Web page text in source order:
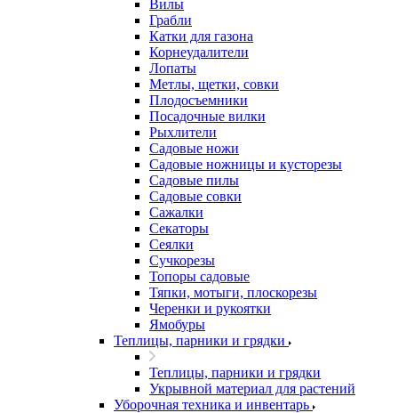
Вилы
Грабли
Катки для газона
Корнеудалители
Лопаты
Метлы, щетки, совки
Плодосъемники
Посадочные вилки
Рыхлители
Садовые ножи
Садовые ножницы и кусторезы
Садовые пилы
Садовые совки
Сажалки
Секаторы
Сеялки
Сучкорезы
Топоры садовые
Тяпки, мотыги, плоскорезы
Черенки и рукоятки
Ямобуры
Теплицы, парники и грядки
Теплицы, парники и грядки
Укрывной материал для растений
Уборочная техника и инвентарь